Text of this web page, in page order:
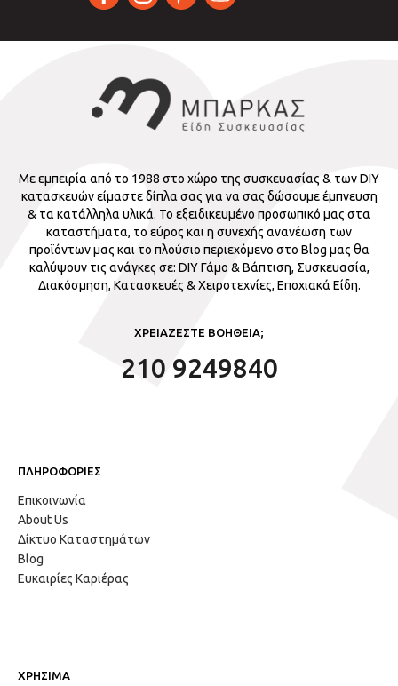
Με εμπειρία από το 1988 στο χώρο της συσκευασίας & των DIY
κατασκευών είμαστε δίπλα σας για να σας δώσουμε έμπνευση
& τα κατάλληλα υλικά. Το εξειδικευμένο προσωπικό μας στα
καταστήματα, το εύρος και η συνεχής ανανέωση των
προϊόντων μας και το πλούσιο περιεχόμενο στο Blog μας θα
καλύψουν τις ανάγκες σε: DIY Γάμο & Βάπτιση, Συσκευασία,
Διακόσμηση, Κατασκευές & Χειροτεχνίες, Εποχιακά Είδη.
ΧΡΕΙΑΖΕΣΤΕ ΒΟΗΘΕΙΑ;
210 9249840
ΠΛΗΡΟΦΟΡΙΕΣ
Επικοινωνία
About Us
Δίκτυο Καταστημάτων
Blog
Ευκαιρίες Καριέρας
ΧΡΗΣΙΜΑ